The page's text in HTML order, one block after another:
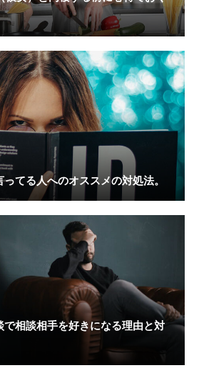
てる人へのオススメの対処法。
で相談相手を好きになる理由と対